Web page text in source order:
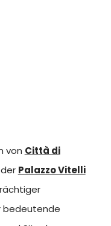
von Città di
Palazzo Vitelli
bedeutende